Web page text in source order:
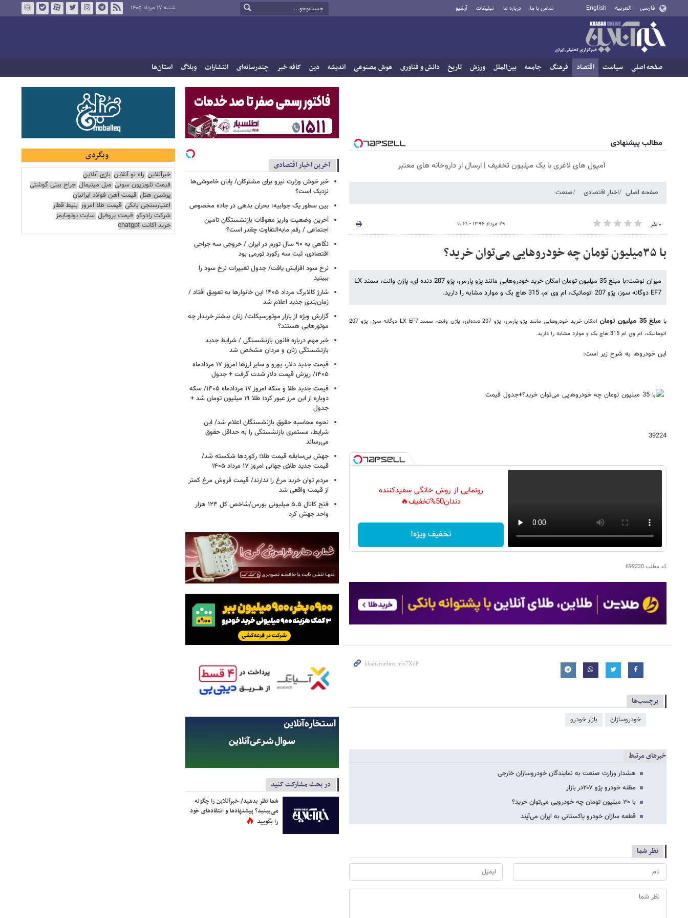
فارسی العربية English تماس با ما درباره ما تبلیغات آرشیو شنبه ۱۷ مرداد ۱۴۰۵
صفحه اصلی سیاست اقتصاد فرهنگ جامعه بین‌الملل ورزش تاریخ دانش و فناوری هوش مصنوعی اندیشه دین کافه خبر چندرسانه‌ای انتشارات وبلاگ استان‌ها
مطالب پیشنهادی
آمپول های لاغری با یک میلیون تخفیف | ارسال از داروخانه های معتبر
صفحه اصلی اخبار اقتصادی صنعت
۰ نفر ۲۹ مرداد ۱۳۹۶ - ۱۱:۲۱
با ۳۵میلیون تومان چه خودروهایی می‌توان خرید؟
میزان نوشت:با مبلغ 35 میلیون تومان امکان خرید خودروهایی مانند پژو پارس، پژو 207 دنده ای، پاژن وانت، سمند LX
EF7 دوگانه سوز، پژو 207 اتوماتیک، ام وی ام، 315 هاچ بک و موارد مشابه را دارید.
با مبلغ 35 میلیون تومان
امکان خرید خودروهایی مانند پژو پارس، پژو 207 دنده‌ای، پاژن وانت، سمند LX EF7 دوگانه سوز، پژو 207
اتوماتیک، ام وی ام 315 هاچ بک و موارد مشابه را دارید.
این خودروها به شرح زیر است:
39224
رونمایی از روش خانگی سفیدکننده
دندان50%تخفیف🔥
تخفیف ویژه!
کد مطلب699220
برچسب‌ها
خودروسازان بازار خودرو
خبرهای مرتبط
هشدار وزارت صنعت به نمایندگان خودروسازان خارجی
مظنه خودرو پژو ۲۰۷در بازار
با ۳۰ میلیون تومان چه خودرویی می‌توان خرید؟
قطعه سازان خودرو پاکستانی به ایران می‌آیند
نظر شما
آخرین اخبار اقتصادی
خبر خوش وزارت نیرو برای مشترکان/ پایان خاموشی‌ها
نزدیک است؟
بین سطور یک جوابیه: بحران بدهی در جاده مخصوص
آخرین وضعیت واریز معوقات بازنشستگان تامین
اجتماعی / رقم مابه‌التفاوت چقدر است؟
نگاهی به ۹۰ سال تورم در ایران / خروجی سه جراحی
اقتصادی، ثبت سه رکورد تورمی بود
نرخ سود افزایش یافت/ جدول تغییرات نرخ سود را
ببینید
شارژ کالابرگ مرداد ۱۴۰۵ این خانوارها به تعویق افتاد /
زمان‌بندی جدید اعلام شد
گزارش ویژه از بازار موتورسیکلت/ زنان بیشتر خریدار چه
موتورهایی هستند؟
خبر مهم درباره قانون بازنشستگی / شرایط جدید
بازنشستگی زنان و مردان مشخص شد
قیمت جدید دلار، یورو و سایر ارزها امروز ۱۷ مردادماه
۱۴۰۵/ ریزش قیمت دلار شدت گرفت + جدول
قیمت جدید طلا و سکه امروز ۱۷ مردادماه ۱۴۰۵/ سکه
دوباره از این مرز عبور کرد؛ طلا ۱۹ میلیون تومان شد +
جدول
نحوه محاسبه حقوق بازنشستگان اعلام شد/ این
شرایط، مستمری بازنشستگی را به حداقل حقوق
می‌رساند
جهش بی‌سابقه قیمت طلا؛ رکوردها شکسته شد/
قیمت جدید طلای جهانی امروز ۱۷ مرداد ۱۴۰۵
مردم توان خرید مرغ را ندارند/ قیمت فروش مرغ کمتر
از قیمت واقعی شد
فتح کانال ۵.۵ میلیونی بورس/شاخص کل ۱۲۴ هزار
واحد جهش کرد
در بحث مشارکت کنید
شما نظر بدهید/ خبرآنلاین را چگونه
می‌بینید؟ پیشنهادها و انتقادهای خود
را بگویید
وبگردی
خبرآنلاین راه نو آنلاین بازی آنلاین
قیمت تلویزیون سونی مبل مینیمال جراح بینی گوشتی
پرشین هتل قیمت آهن فولاد ایرانیان
اعتبارسنجی بانکی قیمت طلا امروز بلیط قطار
شرکت رادوکو قیمت پروفیل سایت یوتوتایمز
خرید اکانت chatgpt